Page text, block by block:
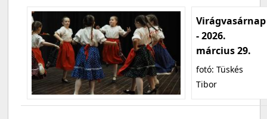
Virágvasárnap
- 2026.
március 29.
fotó: Tüskés
Tibor